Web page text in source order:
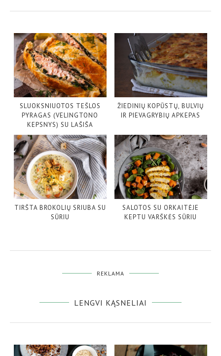
SLUOKSNIUOTOS TEŠLOS
PYRAGAS (VELINGTONO
KEPSNYS) SU LAŠIŠA
ŽIEDINIŲ KOPŪSTŲ, BULVIŲ
IR PIEVAGRYBIŲ APKEPAS
TIRŠTA BROKOLIŲ SRIUBA SU
SŪRIU
SALOTOS SU ORKAITĖJE
KEPTU VARŠKĖS SŪRIU
REKLAMA
LENGVI KĄSNELIAI